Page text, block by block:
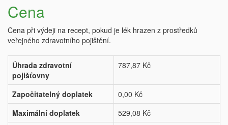
Cena
Cena při výdeji na recept, pokud je lék hrazen z prostředků
veřejného zdravotního pojištění.
Úhrada zdravotní
pojišťovny
787,87 Kč
Započitatelný doplatek
0,00 Kč
Maximální doplatek
529,08 Kč